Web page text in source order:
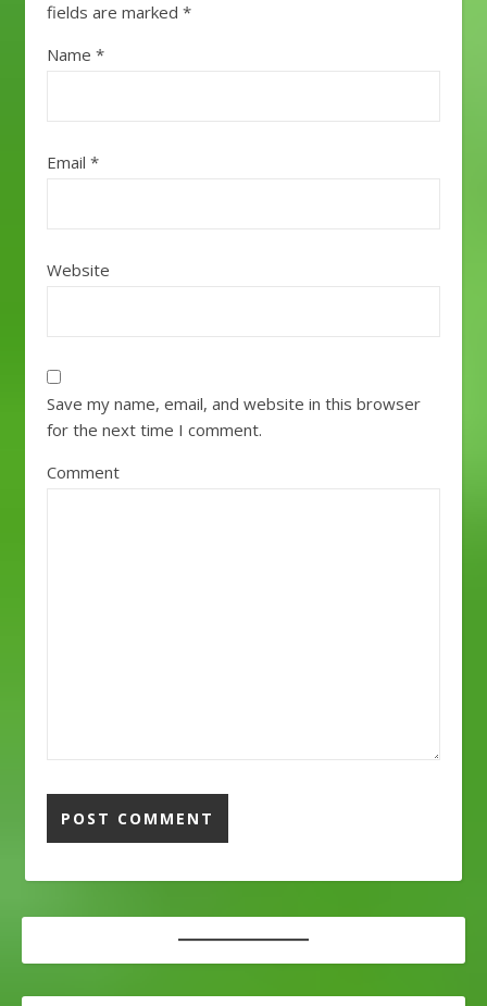
fields are marked *
Name *
Email *
Website
Save my name, email, and website in this browser
for the next time I comment.
Comment